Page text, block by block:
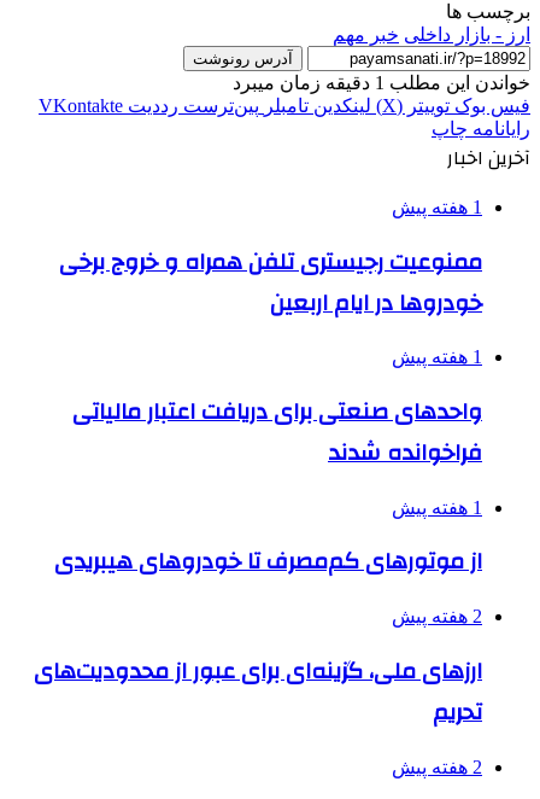
برچسب ها
ارز - بازار داخلی خبر مهم
آدرس رونوشت
خواندن این مطلب 1 دقیقه زمان میبرد
فیس بوک توییتر (X) لینکدین ‫تامبلر ‫پین‌ترست ‫رددیت ‫VKontakte
رایانامه چاپ
آخرین اخبار
1 هفته پیش
ممنوعیت رجیستری تلفن همراه و خروج برخی
خودروها در ایام اربعین
1 هفته پیش
واحدهای صنعتی برای دریافت اعتبار مالیاتی
فراخوانده شدند
1 هفته پیش
از موتورهای کم‌مصرف تا خودروهای هیبریدی
2 هفته پیش
ارزهای ملی، گزینه‌ای برای عبور از محدودیت‌های
تحریم
2 هفته پیش